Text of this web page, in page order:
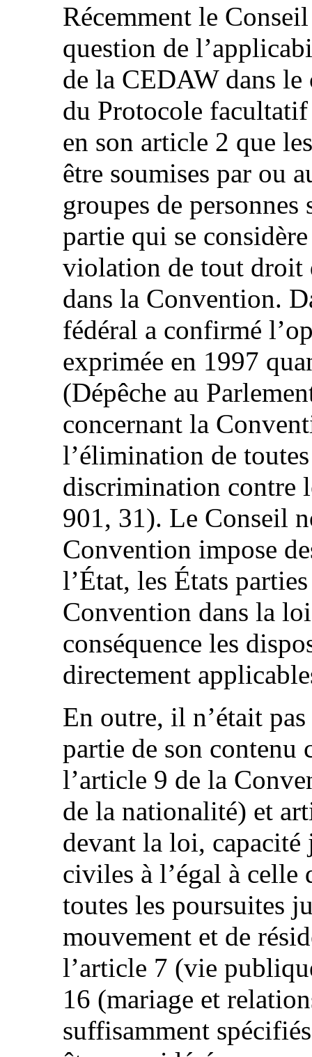
Récemment le
question de
de la CEDAW dans
du Protocole
en son article 2 que
être soumises par ou
groupes de
partie qui se
violation de tout droit
dans la Convention.
fédéral a confirmé
exprimée en 1997
(Dépêche au
concernant la
l’élimination de
discrimination contre
901, 31). Le Conseil
Convention impose
l’État, les États
Convention dans la
conséquence les
directement
En outre, il n’était
partie de son contenu
l’article 9 de la
de la nationalité) et
devant la loi, capacité
civiles à l’égal à celle
toutes les poursuites
mouvement et de
l’article 7 (vie
16 (mariage et
suffisamment